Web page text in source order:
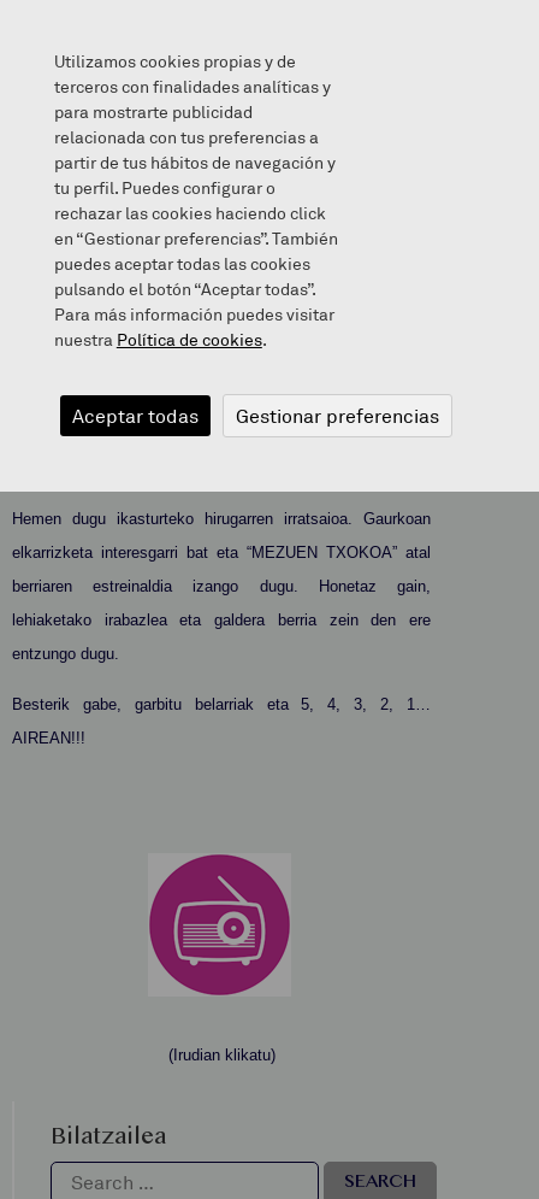
IRRATSAIO BERRIXE
2022/11/09
IRRATSAIO
BERRIXE
Hemen dugu ikasturteko hirugarren irratsaioa. Gaurkoan
elkarrizketa interesgarri bat eta “MEZUEN TXOKOA” atal
berriaren estreinaldia izango dugu. Honetaz gain,
lehiaketako irabazlea eta galdera berria zein den ere
entzungo dugu.
Besterik gabe, garbitu belarriak eta 5, 4, 3, 2, 1…
AIREAN!!!
(Irudian klikatu)
Bilatzailea
Utilizamos cookies propias y de
terceros con finalidades analíticas y
para mostrarte publicidad
relacionada con tus preferencias a
partir de tus hábitos de navegación y
tu perfil. Puedes configurar o
rechazar las cookies haciendo click
en “Gestionar preferencias”. También
puedes aceptar todas las cookies
pulsando el botón “Aceptar todas”.
Para más información puedes visitar
nuestra Política de cookies.
Aceptar todas Gestionar preferencias